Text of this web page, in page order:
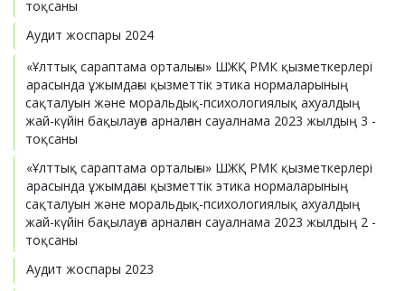
тоқсаны
Аудит жоспары 2024
«Ұлттық сараптама орталығы» ШЖҚ РМК қызметкерлері
арасында ұжымдағы қызметтік этика нормаларының
сақталуын және моральдық-психологиялық ахуалдың
жай-күйін бақылауға арналған сауалнама 2023 жылдың 3 -
тоқсаны
«Ұлттық сараптама орталығы» ШЖҚ РМК қызметкерлері
арасында ұжымдағы қызметтік этика нормаларының
сақталуын және моральдық-психологиялық ахуалдың
жай-күйін бақылауға арналған сауалнама 2023 жылдың 2 -
тоқсаны
Аудит жоспары 2023